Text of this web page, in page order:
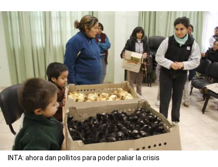
INTA: ahora dan pollitos para poder paliar la crisis